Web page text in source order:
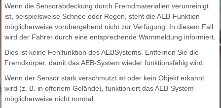
Wenn die Sensorabdeckung durch Fremdmaterialien verunreinigt
ist, beispielsweise Schnee oder Regen, steht die AEB-Funktion
möglicherweise vorübergehend nicht zur Verfügung. In diesem Fall
wird der Fahrer durch eine entsprechende Warnmeldung informiert.
Dies ist keine Fehlfunktion des AEBSystems. Entfernen Sie die
Fremdkörper, damit das AEB-System wieder funktionsfähig wird.
Wenn der Sensor stark verschmutzt ist oder kein Objekt erkannt
wird (z. B. in offenem Gelände), funktioniert das AEB-System
möglicherweise nicht normal.